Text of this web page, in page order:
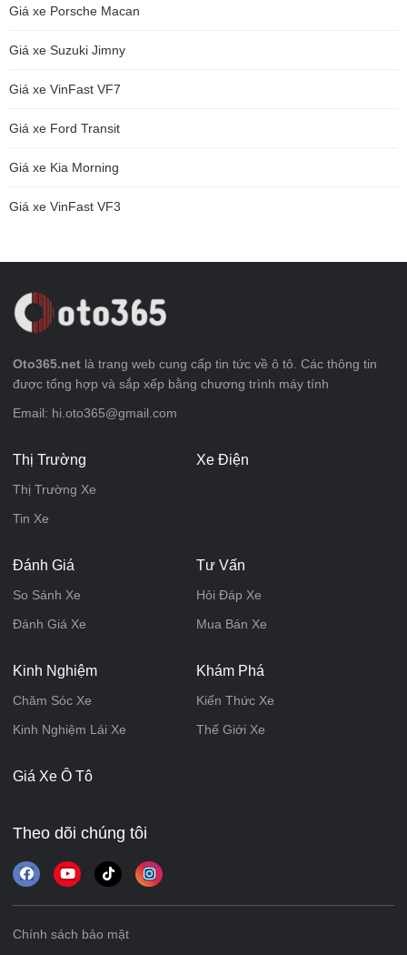
Giá xe Porsche Macan
Giá xe Suzuki Jimny
Giá xe VinFast VF7
Giá xe Ford Transit
Giá xe Kia Morning
Giá xe VinFast VF3
Oto365.net là trang web cung cấp tin tức về ô tô. Các thông tin
được tổng hợp và sắp xếp bằng chương trình máy tính
Email: hi.oto365@gmail.com
Thị Trường
Thị Trường Xe
Tin Xe
Xe Điện
Đánh Giá
So Sánh Xe
Đánh Giá Xe
Tư Vấn
Hỏi Đáp Xe
Mua Bán Xe
Kinh Nghiệm
Chăm Sóc Xe
Kinh Nghiệm Lái Xe
Khám Phá
Kiến Thức Xe
Thế Giới Xe
Giá Xe Ô Tô
Theo dõi chúng tôi
Chính sách bảo mật